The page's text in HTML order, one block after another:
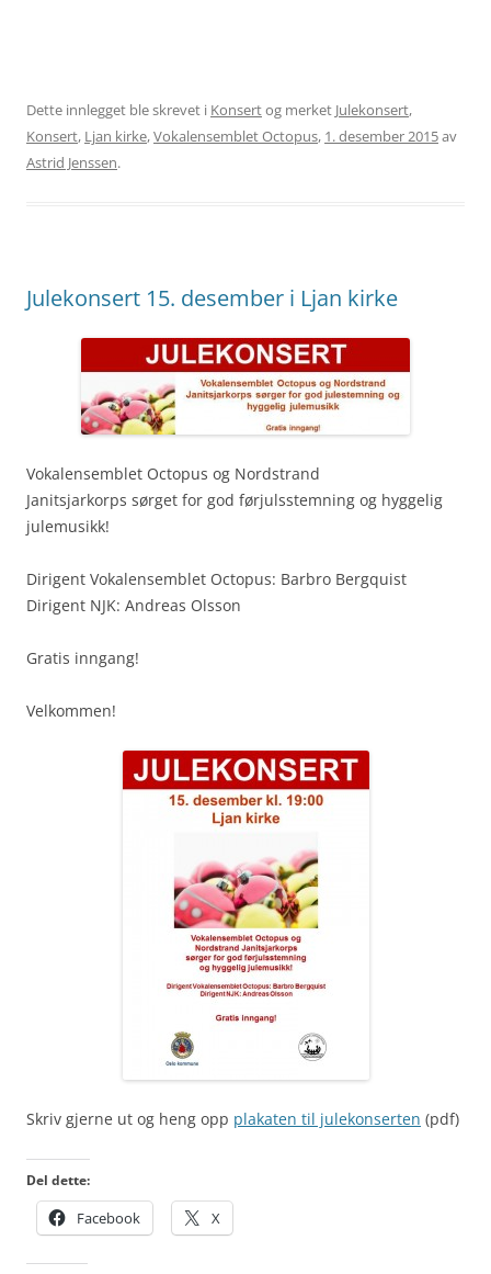
Dette innlegget ble skrevet i Konsertog merket Julekonsert,
Konsert, Ljan kirke,Vokalensemblet Octopus, 1. desember 2015av
Astrid Jenssen.
Julekonsert 15. desember i Ljan kirke
Vokalensemblet Octopus og Nordstrand
Janitsjarkorps sørget for god førjulsstemning og hyggelig
julemusikk!
Dirigent Vokalensemblet Octopus: Barbro Bergquist
Dirigent NJK: Andreas Olsson
Gratis inngang!
Velkommen!
Skriv gjerne ut og heng opp plakaten til julekonserten (pdf)
Del dette:
Facebook X